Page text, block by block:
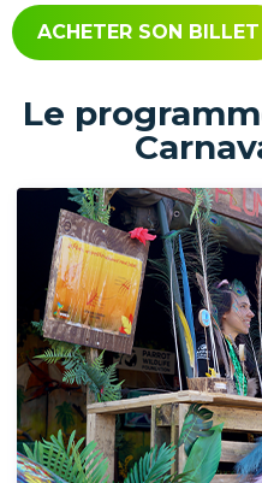
ACHETER SON BILLET
Le